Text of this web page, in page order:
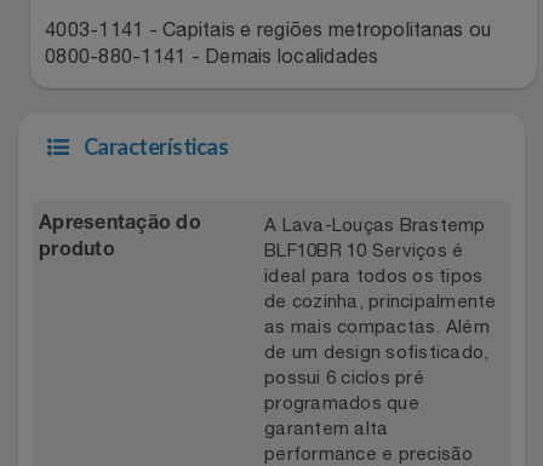
4003-1141 - Capitais e regiões metropolitanas ou
0800-880-1141 - Demais localidades
Características
Apresentação do
produto
A Lava-Louças Brastemp
BLF10BR 10 Serviços é
ideal para todos os tipos
de cozinha, principalmente
as mais compactas. Além
de um design sofisticado,
possui 6 ciclos pré
programados que
garantem alta
performance e precisão